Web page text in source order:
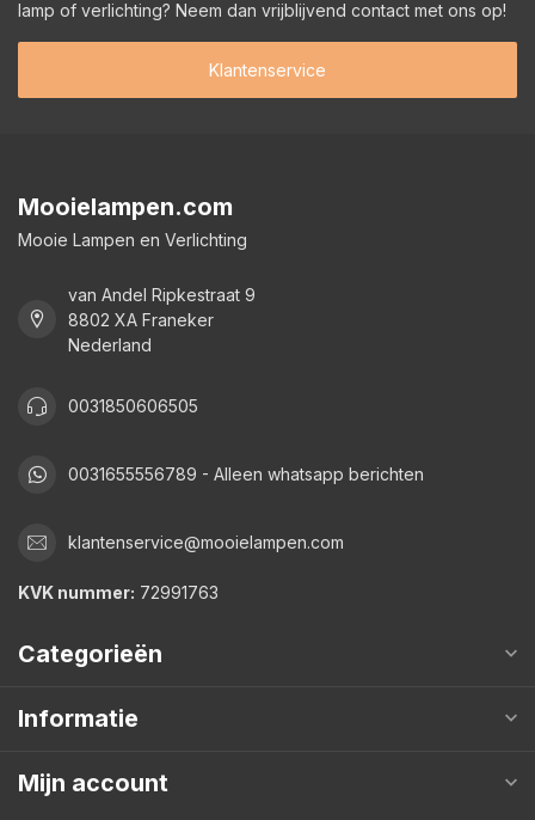
lamp of verlichting? Neem dan vrijblijvend contact met ons op!
Klantenservice
Mooielampen.com
Mooie Lampen en Verlichting
van Andel Ripkestraat 9
8802 XA Franeker
Nederland
0031850606505
0031655556789 - Alleen whatsapp berichten
klantenservice@mooielampen.com
KVK nummer: 72991763
Categorieën
Informatie
Mijn account